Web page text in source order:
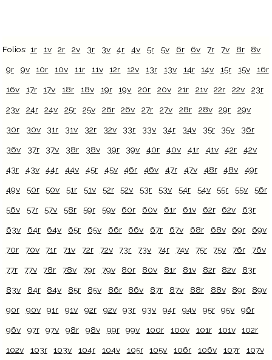
Folios: 1r 1v 2r 2v 3r 3v 4r 4v 5r 5v 6r 6v 7r 7v 8r 8v
9r 9v 10r 10v 11r 11v 12r 12v 13r 13v 14r 14v 15r 15v 16r
16v 17r 17v 18r 18v 19r 19v 20r 20v 21r 21v 22r 22v 23r
23v 24r 24v 25r 25v 26r 26v 27r 27v 28r 28v 29r 29v
30r 30v 31r 31v 32r 32v 33r 33v 34r 34v 35r 35v 36r
36v 37r 37v 38r 38v 39r 39v 40r 40v 41r 41v 42r 42v
43r 43v 44r 44v 45r 45v 46r 46v 47r 47v 48r 48v 49r
49v 50r 50v 51r 51v 52r 52v 53r 53v 54r 54v 55r 55v 56r
56v 57r 57v 58r 59r 59v 60r 60v 61r 61v 62r 62v 63r
63v 64r 64v 65r 65v 66r 66v 67r 67v 68r 68v 69r 69v
70r 70v 71r 71v 72r 72v 73r 73v 74r 74v 75r 75v 76r 76v
77r 77v 78r 78v 79r 79v 80r 80v 81r 81v 82r 82v 83r
83v 84r 84v 85r 85v 86r 86v 87r 87v 88r 88v 89r 89v
90r 90v 91r 91v 92r 92v 93r 93v 94r 94v 95r 95v 96r
96v 97r 97v 98r 98v 99r 99v 100r 100v 101r 101v 102r
102v 103r 103v 104r 104v 105r 105v 106r 106v 107r 107v